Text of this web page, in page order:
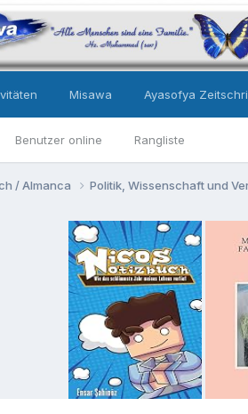
Benutzer online Rangliste
Misawa Ayasofya
/ Almanca Politik, Wissenschaft und